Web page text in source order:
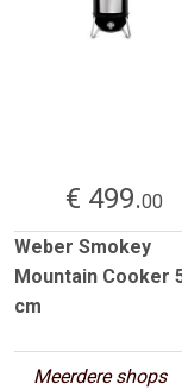
€ 499.00
Weber Smokey
Mountain Cooker
cm
Meerdere shops